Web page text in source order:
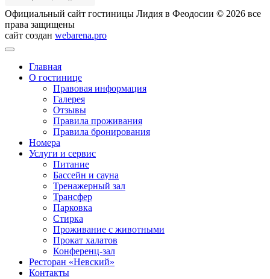
Официальный сайт гостиницы Лидия в Феодосии © 2026 все
права защищены
сайт создан webarena.pro
Главная
О гостинице
Правовая информация
Галерея
Отзывы
Правила проживания
Правила бронирования
Номера
Услуги и сервис
Питание
Бассейн и сауна
Тренажерный зал
Трансфер
Парковка
Стирка
Проживание с животными
Прокат халатов
Конференц-зал
Ресторан «Невский»
Контакты